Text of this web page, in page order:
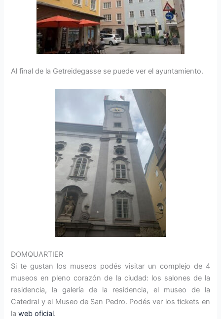
Al final de la Getreidegasse se puede ver el ayuntamiento.
DOMQUARTIER
Si te gustan los museos podés visitar un complejo de 4
museos en pleno corazón de la ciudad: los salones de la
residencia, la galería de la residencia, el museo de la
Catedral y el Museo de San Pedro. Podés ver los tickets en
laweb oficial.